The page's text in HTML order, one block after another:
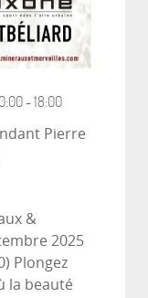
-18:00
Pierre
&
2025
Plongez
la beauté